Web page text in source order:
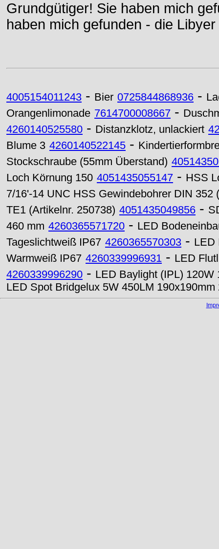
Grundgütiger! Sie haben mich
haben mich gefunden - die
4005154011243 - Bier 0725844868936 -
Orangenlimonade 7614700008667 -
4260140525580 - Distanzklotz, unlackiert
Blume 3 4260140522145 -
Stockschraube (55mm Überstand)
Loch Körnung 150 4051435055147 - HSS
7/16'-14 UNC HSS Gewindebohrer DIN 352
TE1 (Artikelnr. 250738) 4051435049856 -
460 mm 4260365571720 - LED
Tageslichtweiß IP67 4260365570303 - LED
Warmweiß IP67 4260339996931 - LED
4260339996290 - LED Baylight (IPL) 120W
LED Spot Bridgelux 5W 450LM 190x190mm